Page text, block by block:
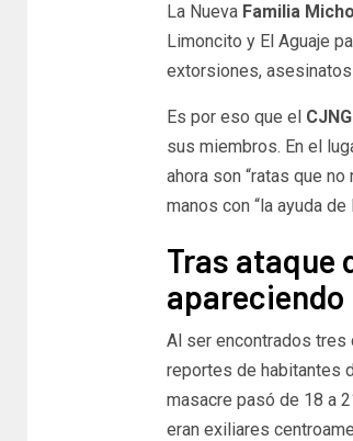
La Nueva Familia
Limoncito y El Aguaje
extorsiones,
Es por eso que el CJNG
sus miembros. En el
ahora son “ratas que
manos con “la ayuda de
Tras ataque
Al ser encontrados tres
reportes de habitantes
masacre pasó de 18 a
eran exiliares